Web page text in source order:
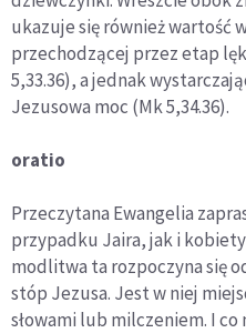
ukazuje się również wartość
przechodzącej przez etap
5,33.36), a jednak
Jezusowa moc (Mk 5,34.36).
oratio
Przeczytana Ewangelia
przypadku Jaira, jak i
modlitwa ta rozpoczyna się
stóp Jezusa. Jest w niej
słowami lub milczeniem. I